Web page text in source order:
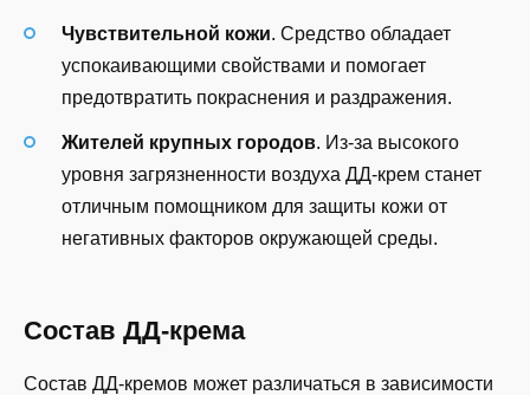
Чувствительной кожи. Средство обладает
успокаивающими свойствами и помогает
предотвратить покраснения и раздражения.
Жителей крупных городов. Из-за высокого
уровня загрязненности воздуха ДД-крем станет
отличным помощником для защиты кожи от
негативных факторов окружающей среды.
Состав ДД-крема
Состав ДД-кремов может различаться в зависимости